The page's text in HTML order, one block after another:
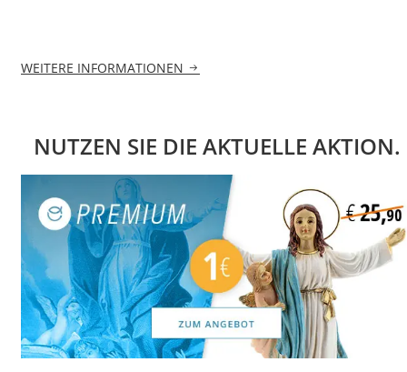
WEITERE INFORMATIONEN
NUTZEN SIE DIE AKTUELLE AKTION.